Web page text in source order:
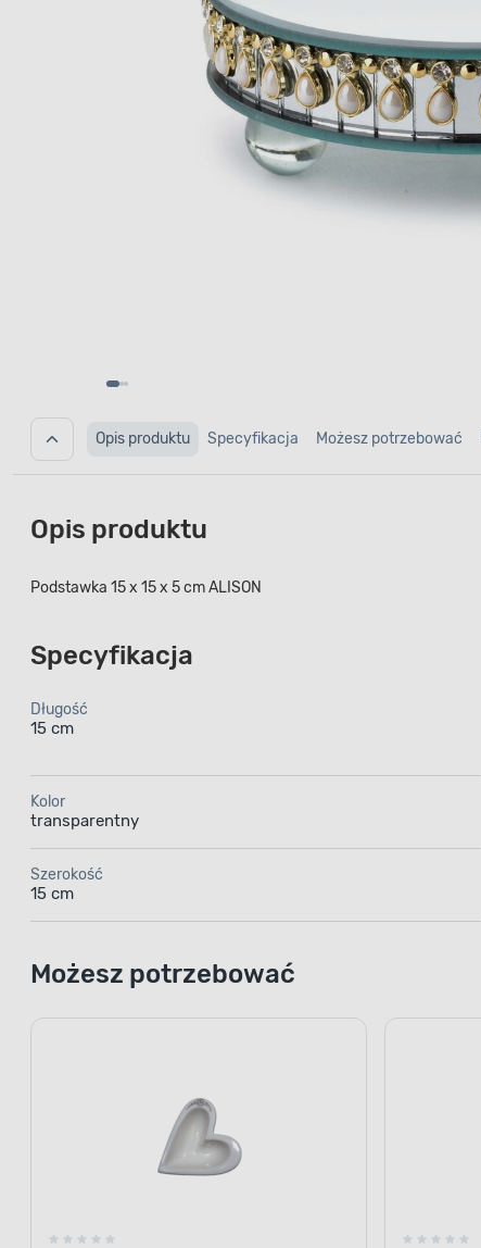
Opis produktu Specyfikacja Możesz potrzebować
Opis produktu
Podstawka 15 x 15 x 5 cm ALISON
Specyfikacja
Długość
15 cm
Kolor
transparentny
Szerokość
15 cm
Możesz potrzebować